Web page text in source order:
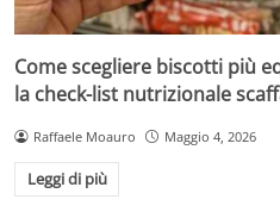
Come scegliere biscotti più
la check-list nutrizionale
Raffaele Moauro Maggio 4, 2026
Leggi di più